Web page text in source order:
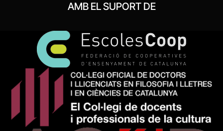
AMB EL SUPORT DE